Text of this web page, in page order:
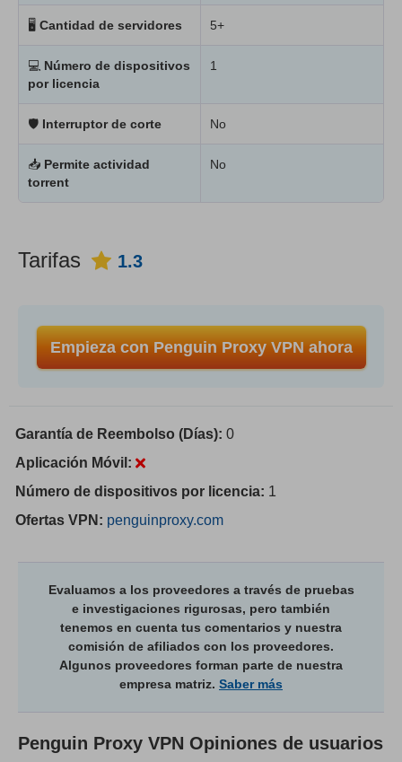
🖥 Cantidad de servidores 5+
💻 Número de dispositivos
por licencia
1
🛡 Interruptor de corte No
📥 Permite actividad
torrent
No
Tarifas 1.3
Empieza con Penguin Proxy VPN ahora
Garantía de Reembolso (Días): 0
Aplicación Móvil:
Número de dispositivos por licencia: 1
Ofertas VPN: penguinproxy.com
Evaluamos a los proveedores a través de pruebas
e investigaciones rigurosas, pero también
tenemos en cuenta tus comentarios y nuestra
comisión de afiliados con los proveedores.
Algunos proveedores forman parte de nuestra
empresa matriz. Saber más
Penguin Proxy VPN Opiniones de usuarios